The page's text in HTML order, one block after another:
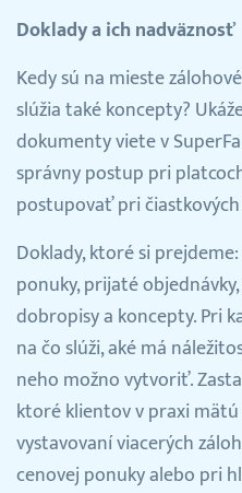
Doklady a ich nadväznosť
Kedy sú na mieste
slúžia také koncepty?
dokumenty viete v
správny postup pri
postupovať pri
Doklady, ktoré si
ponuky, prijaté
dobropisy a koncepty. Pri
na čo slúži, aké má
neho možno vytvoriť.
ktoré klientov v praxi
vystavovaní viacerých
cenovej ponuky alebo pri